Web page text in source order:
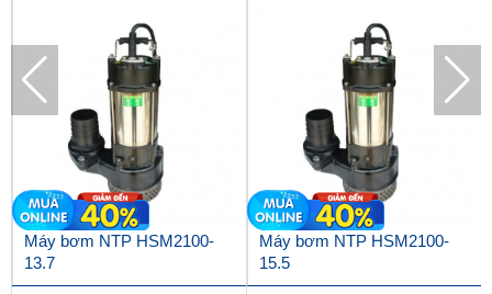
Máy bơm NTP HSM2100-
13.7
Máy bơm NTP HSM2100-
15.5